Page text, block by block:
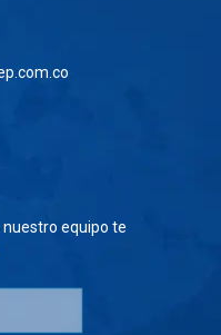
nuestro equipo te